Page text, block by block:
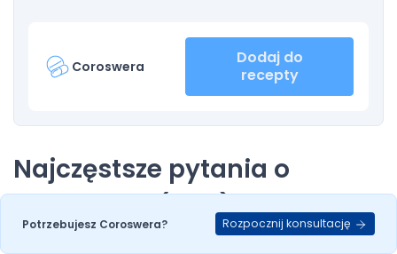
Coroswera
Dodaj do
recepty
Najczęstsze pytania o
Coroswera (FAQ)
Potrzebujesz Coroswera? Rozpocznij konsultację